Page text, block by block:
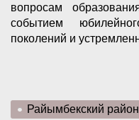
вопросам
событием
поколений и
Райымбекский район